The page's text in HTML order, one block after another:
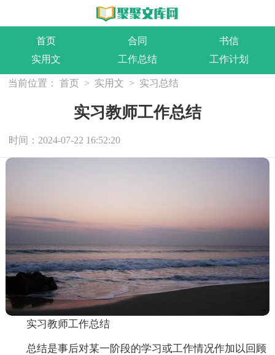
首页 合同
书信
实用文
工作总结 工作计划
当前位置： 首页 > 实用文 > 实习总结
实习教师工作总结
时间：2024-07-22 16:52:20
实习教师工作总结
总结是事后对某一阶段的学习或工作情况作加以回顾